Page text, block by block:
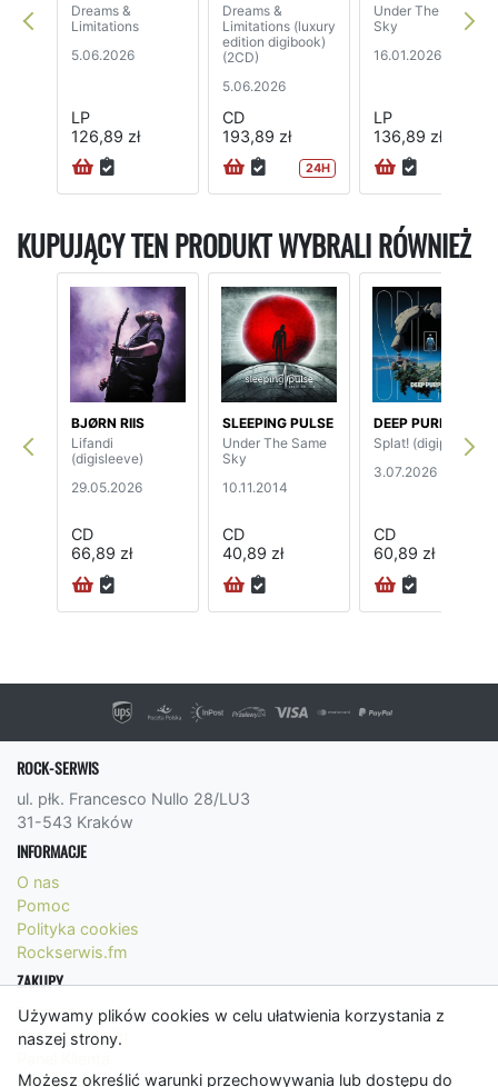
Używamy plików cookies w celu ułatwienia korzystania z
naszej strony.
Możesz określić warunki przechowywania lub dostępu do
Dreams &
Limitations
5.06.2026
LP
126,89 zł
Dreams &
Limitations (luxury
edition digibook)
(2CD)
5.06.2026
CD
193,89 zł
24H
Under The Same
Sky
16.01.2026
LP
136,89 zł
KUPUJĄCY TEN PRODUKT WYBRALI RÓWNIEŻ
BJØRN RIIS
Lifandi
(digisleeve)
29.05.2026
CD
66,89 zł
SLEEPING PULSE
Under The Same
Sky
10.11.2014
CD
40,89 zł
DEEP PURPLE
Splat! (digipak)
3.07.2026
CD
60,89 zł
ROCK-SERWIS
ul. płk. Francesco Nullo 28/LU3
31-543 Kraków
INFORMACJE
O nas
Pomoc
Polityka cookies
Rockserwis.fm
ZAKUPY
Formy płatności
Koszty wysyłki
Regulamin